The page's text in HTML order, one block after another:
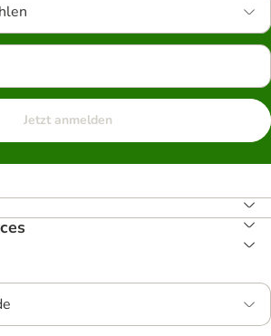
Jetzt anmelden